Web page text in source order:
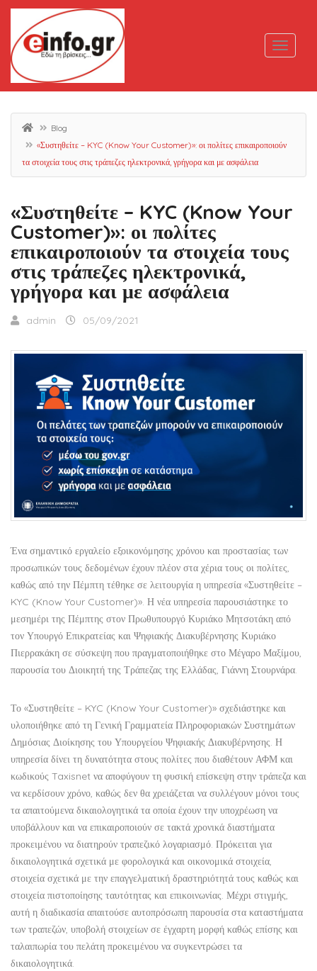
Blog
«Συστηθείτε – KYC (Know Your Customer)»: οι πολίτες επικαιροποιούν
τα στοιχεία τους στις τράπεζες ηλεκτρονικά, γρήγορα και με ασφάλεια
«Συστηθείτε – KYC (Know Your
Customer)»: οι πολίτες
επικαιροποιούν τα στοιχεία τους
στις τράπεζες ηλεκτρονικά,
γρήγορα και με ασφάλεια
admin 05/09/2021
Ένα σημαντικό εργαλείο εξοικονόμησης χρόνου και προστασίας των
προσωπικών τους δεδομένων έχουν πλέον στα χέρια τους οι πολίτες,
καθώς από την Πέμπτη τέθηκε σε λειτουργία η υπηρεσία «Συστηθείτε –
KYC (Know Your Customer)». Η νέα υπηρεσία παρουσιάστηκε το
μεσημέρι της Πέμπτης στον Πρωθυπουργό Κυριάκο Μητσοτάκη από
τον Υπουργό Επικρατείας και Ψηφιακής Διακυβέρνησης Κυριάκο
Πιερρακάκη σε σύσκεψη που πραγματοποιήθηκε στο Μέγαρο Μαξίμου,
παρουσία του Διοικητή της Τράπεζας της Ελλάδας, Γιάννη Στουρνάρα.
Το «Συστηθείτε – KYC (Know Your Customer)» σχεδιάστηκε και
υλοποιήθηκε από τη Γενική Γραμματεία Πληροφοριακών Συστημάτων
Δημόσιας Διοίκησης του Υπουργείου Ψηφιακής Διακυβέρνησης. Η
υπηρεσία δίνει τη δυνατότητα στους πολίτες που διαθέτουν ΑΦΜ και
κωδικούς Taxisnet να αποφύγουν τη φυσική επίσκεψη στην τράπεζα και
να κερδίσουν χρόνο, καθώς δεν θα χρειάζεται να συλλέγουν μόνοι τους
τα απαιτούμενα δικαιολογητικά τα οποία έχουν την υποχρέωση να
υποβάλλουν και να επικαιροποιούν σε τακτά χρονικά διαστήματα
προκειμένου να διατηρούν τραπεζικό λογαριασμό. Πρόκειται για
δικαιολογητικά σχετικά με φορολογικά και οικονομικά στοιχεία,
στοιχεία σχετικά με την επαγγελματική δραστηριότητά τους καθώς και
στοιχεία πιστοποίησης ταυτότητας και επικοινωνίας. Μέχρι στιγμής,
αυτή η διαδικασία απαιτούσε αυτοπρόσωπη παρουσία στα καταστήματα
των τραπεζών, υποβολή στοιχείων σε έγχαρτη μορφή καθώς επίσης και
ταλαιπωρία του πελάτη προκειμένου να συγκεντρώσει τα
δικαιολογητικά.